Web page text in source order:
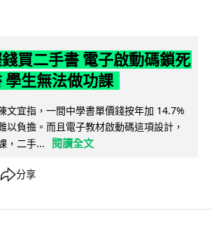
買二手書 電子啟動碼鎖死
學生無法做功課
文宜指，一間中學書單價錢按年加 14.7%
以負擔。而且電子教材啟動碼這項設計，
，二手...
閱讀全文
分享